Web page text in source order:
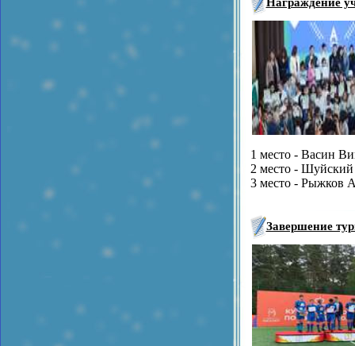
1 место - Васин
2 место -
3 место - Рыжков
Завершение